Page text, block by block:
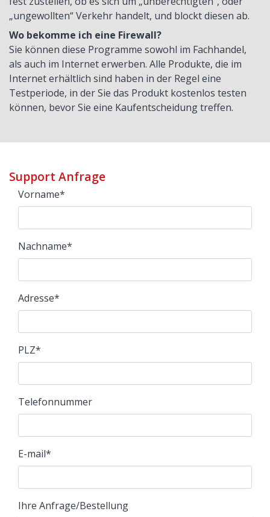
„ungewollten“ Verkehr handelt, und blockt diesen ab.
Wo bekomme ich eine Firewall?
Sie können diese Programme sowohl im Fachhandel,
als auch im Internet erwerben. Alle Produkte, die im
Internet erhältlich sind haben in der Regel eine
Testperiode, in der Sie das Produkt kostenlos testen
können, bevor Sie eine Kaufentscheidung treffen.
Support Anfrage
Vorname*
Nachname*
Adresse*
PLZ*
Telefonnummer
E-mail*
Ihre Anfrage/Bestellung